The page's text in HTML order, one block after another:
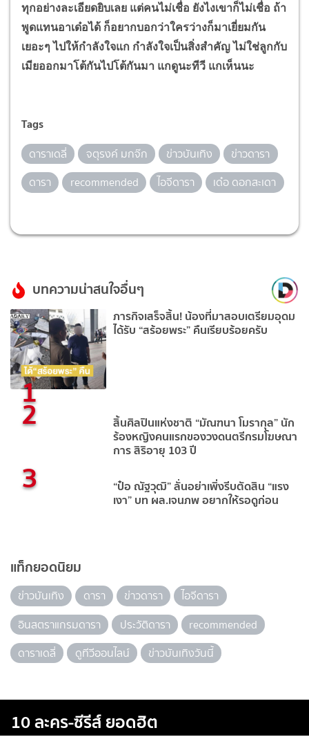
ทุกอย่างละเอียดยิบเลย แต่คนไม่เชื่อ ยังไงเขาก็ไม่เชื่อ ถ้า
พูดแทนอาเด๋อได้ ก็อยากบอกว่าใครว่างก็มาเยี่ยมกัน
เยอะๆ ไปให้กำลังใจแก กำลังใจเป็นสิ่งสำคัญ ไม่ใช่ลูกกับ
เมียออกมาโต้กันไปโต้กันมา แกดูนะทีวี แกเห็นนะ
Tags
ดาราเดลี่ จตุรงค์ มกจ๊ก ข่าวบันเทิง
ข่าวดารา
ดารา
recommended ไอจีดารา เด๋อ ดอกสะเดา
บทความน่าสนใจอื่นๆ
1
ภารกิจเสร็จสิ้น! น้องที่มาสอบเตรียมอุดม
ได้รับ “สร้อยพระ” คืนเรียบร้อยครับ
2 สิ้นศิลปินแห่งชาติ “มัณฑนา โมรากุล” นัก
ร้องหญิงคนแรกของวงดนตรีกรมโฆษณา
การ สิริอายุ 103 ปี
3 “ป๋อ ณัฐวุฒิ” ลั่นอย่าเพิ่งรีบตัดสิน “แรง
เงา” บท ผล.เจนภพ อยากให้รอดูก่อน
แท็กยอดนิยม
ข่าวบันเทิง ดารา ข่าวดารา
ไอจีดารา
อินสตราแกรมดารา
ประวัติดารา
recommended
ดาราเดลี่
ดูทีวีออนไลน์ ข่าวบันเทิงวันนี้
10 ละคร-ซีรีส์ ยอดฮิต